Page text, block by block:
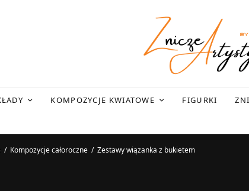
KOMPOZYCJE KWIATOWE FIGURKI
/ Kompozycje całoroczne / Zestawy wiązanka z bukietem